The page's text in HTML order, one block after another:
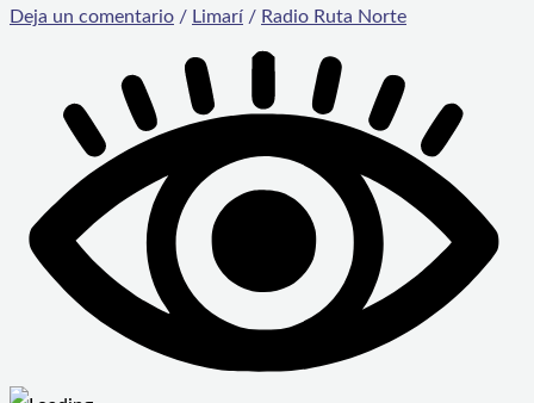
Deja un comentario / Limarí / Radio Ruta Norte